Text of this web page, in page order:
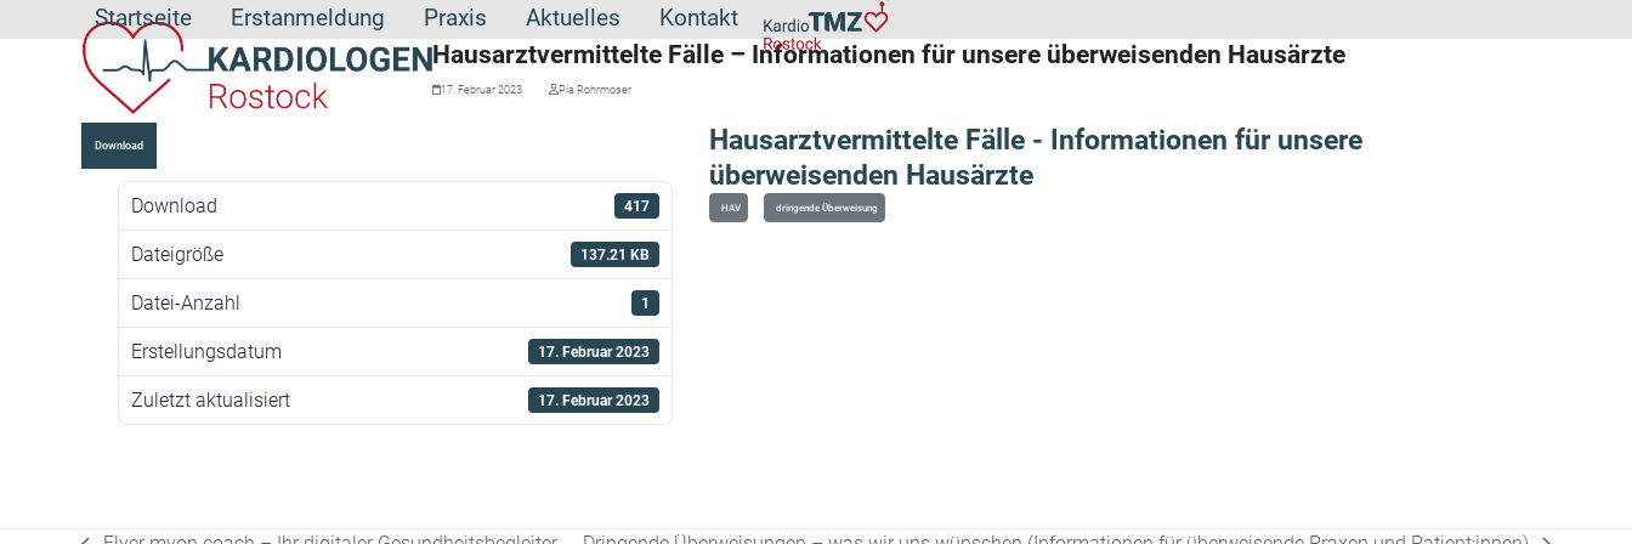
to
Startseite Erstanmeldung Praxis Aktuelles Kontakt
Hausarztvermittelte Fälle – Informationen für unsere überweisenden Hausärzte
17. Februar 2023 Pia Rohrmoser
Download
Download 417
Dateigröße 137.21 KB
Datei-Anzahl 1
Erstellungsdatum 17. Februar 2023
Zuletzt aktualisiert 17. Februar 2023
Hausarztvermittelte Fälle - Informationen für unsere
überweisenden Hausärzte
HAV dringende Überweisung